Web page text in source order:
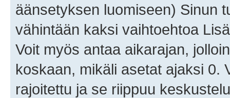
äänsetyksen luomiseen) Sinun
vähintään kaksi vaihtoehtoa
Voit myös antaa aikarajan,
koskaan, mikäli asetat ajaksi 0.
rajoitettu ja se riippuu